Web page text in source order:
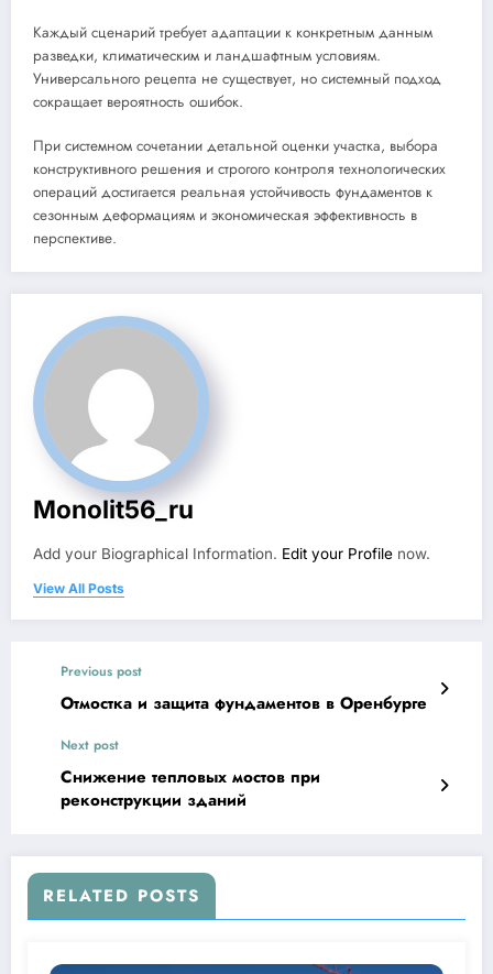
Каждый сценарий требует адаптации к конкретным данным
разведки, климатическим и ландшафтным условиям.
Универсального рецепта не существует, но системный подход
сокращает вероятность ошибок.
При системном сочетании детальной оценки участка, выбора
конструктивного решения и строгого контроля технологических
операций достигается реальная устойчивость фундаментов к
сезонным деформациям и экономическая эффективность в
перспективе.
Monolit56_ru
Add your Biographical Information. Edit your Profile now.
View All Posts
Previous post
Отмостка и защита фундаментов в Оренбурге
Next post
Снижение тепловых мостов при
реконструкции зданий
RELATED POSTS